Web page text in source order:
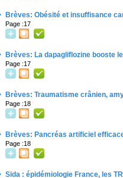
Brèves: Obésité et insuffisance
Page :17
Brèves: La dapagliflozine booste
Page :17
Brèves: Traumatisme crânien,
Page :18
Brèves: Pancréas artificiel
Page :18
Sida : épidémiologie France, les